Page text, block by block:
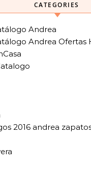
CATEGORIES
Andrea
Andrea Ofertas
2016 andrea